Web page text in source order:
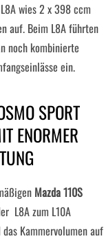
wies 2 x 398 ccm
auf. Beim L8A führten
noch kombinierte
ein.
SPORT
ENORMER
Mazda 110S
L8A zum L10A
Kammervolumen auf